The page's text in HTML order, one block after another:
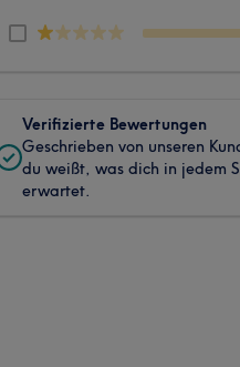
Verifizierte Bewertungen
Geschrieben von unseren
du weißt, was dich in jedem
erwartet.